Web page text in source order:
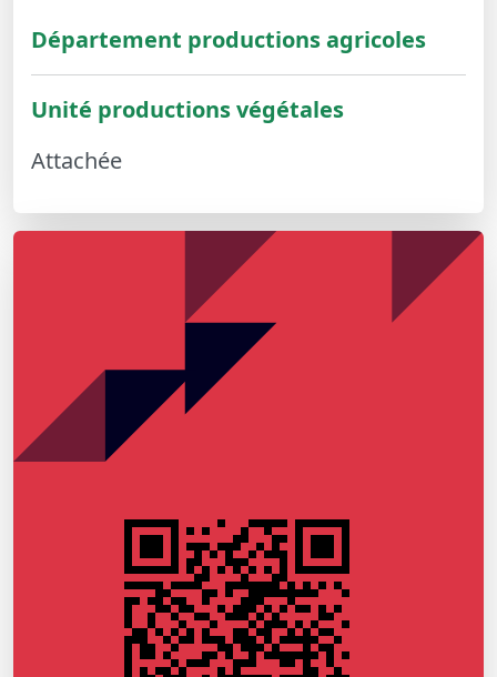
Département productions agricoles
Unité productions végétales
Attachée